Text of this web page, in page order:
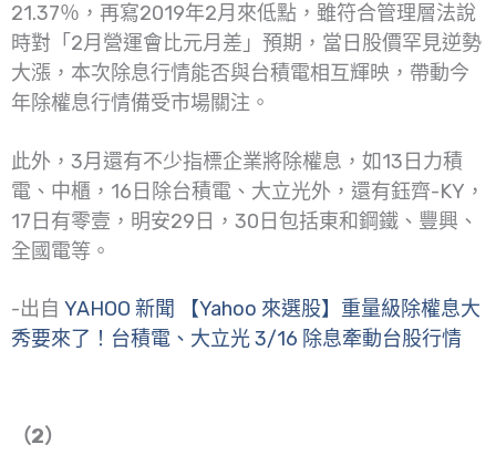
21.37％，再寫2019年2月來低點，雖符合管理層法說
時對「2月營運會比元月差」預期，當日股價罕見逆勢
大漲，本次除息行情能否與台積電相互輝映，帶動今
年除權息行情備受市場關注。
此外，3月還有不少指標企業將除權息，如13日力積
電、中櫃，16日除台積電、大立光外，還有鈺齊-KY，
17日有零壹，明安29日，30日包括東和鋼鐵、豐興、
全國電等。
-出自 YAHOO 新聞 【Yahoo 來選股】重量級除權息大
秀要來了！台積電、大立光 3/16 除息牽動台股行情
（2）